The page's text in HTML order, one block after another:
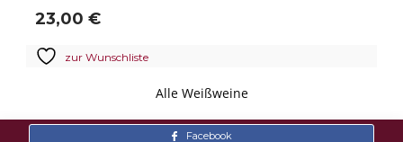
23,00€
zur Wunschliste
Alle Weißweine
Facebook